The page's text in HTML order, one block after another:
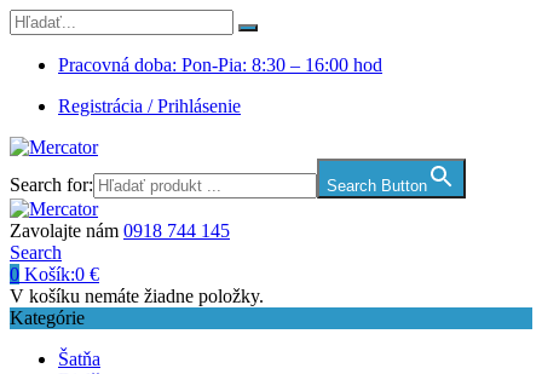
Pracovná doba: Pon-Pia: 8:30 – 16:00 hod
Registrácia / Prihlásenie
Search for: Search Button
Zavolajte nám 0918 744 145
Search
0 Košík:0 €
V košíku nemáte žiadne položky.
Kategórie
Šatňa